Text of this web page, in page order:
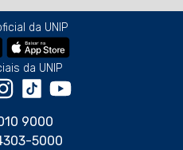
da UNIP
da UNIP
9000
5000